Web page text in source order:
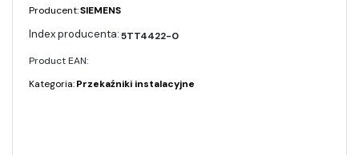
Producent:SIEMENS
5TT4422-0
Product EAN:
Kategoria:Przekaźniki instalacyjne